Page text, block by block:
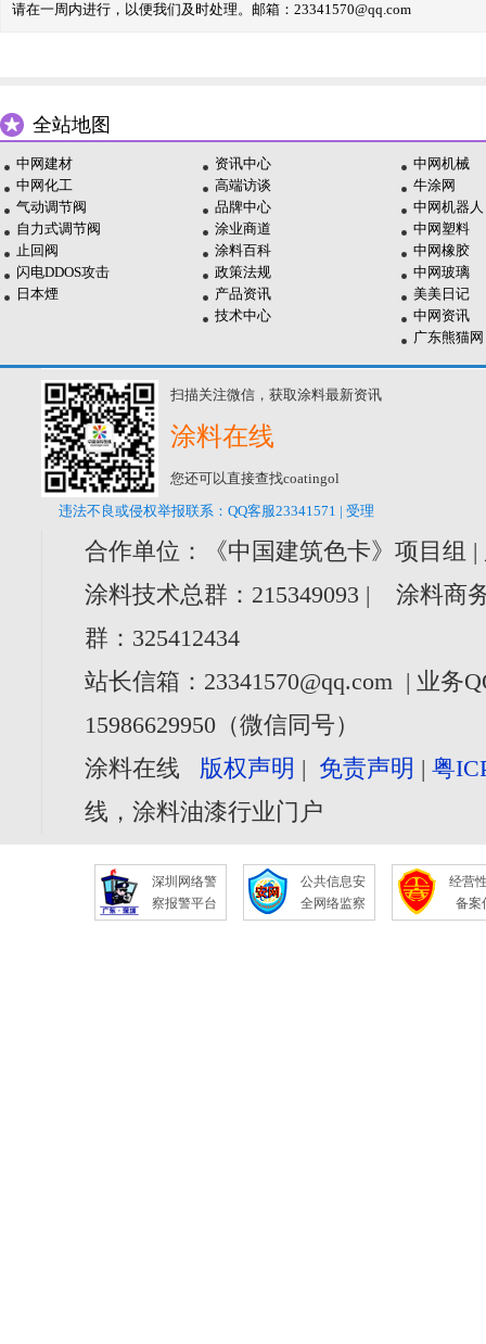
请在一周内进行，以便我们及时处理。邮箱：23341570@qq.com
全站地图
中网建材
中网化工
气动调节阀
自力式调节阀
止回阀
闪电DDOS攻击
日本煙
资讯中心
高端访谈
品牌中心
涂业商道
涂料百科
政策法规
产品资讯
技术中心
中网机械
牛涂网
中网机器人
中网塑料
中网橡胶
中网玻璃
美美日记
中网资讯
广东熊猫网
扫描关注微信，获取涂料最新资讯
涂料在线
您还可以直接查找coatingol
违法不良或侵权举报联系：QQ客服23341571 | 受理
合作单位：《中国建筑色卡》项目组
涂料技术总群：215349093 | 涂料商
群：325412434
站长信箱：23341570@qq.com | 业务
15986629950（微信同号）
涂料在线 版权声明 | 免责声明 |粤
线，涂料油漆行业门户
深圳网络警
察报警平台
公共信息安
全网络监察
经营
备案